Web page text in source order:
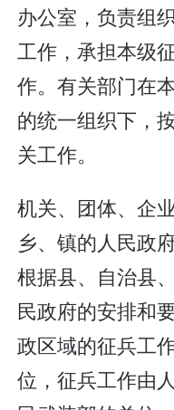
办公室，负责组
工作，承担本级
作。有关部门在
的统一组织下，
关工作。
机关、团体、企
乡、镇的人民政
根据县、自治县
民政府的安排和
政区域的征兵工
位，征兵工作由